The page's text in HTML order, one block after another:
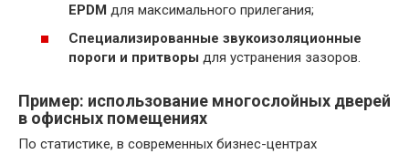
EPDM для максимального прилегания;
Специализированные звукоизоляционные
пороги и притворы для устранения зазоров.
Пример: использование многослойных дверей
в офисных помещениях
По статистике, в современных бизнес-центрах